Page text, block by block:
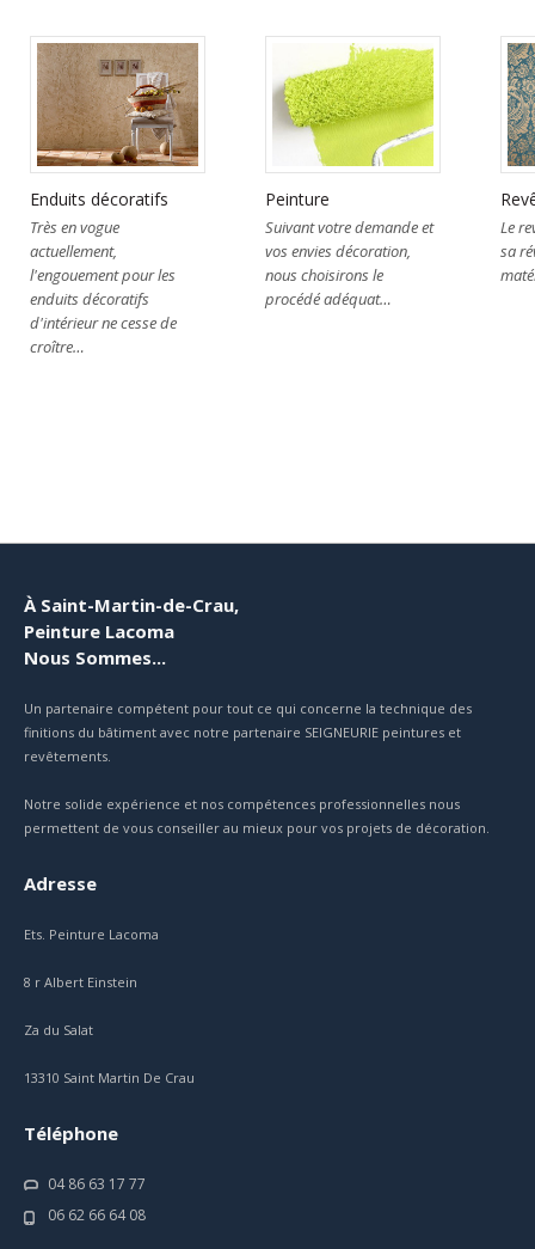
Enduits décoratifs
Très en vogue
actuellement,
l'engouement pour les
enduits décoratifs
d'intérieur ne cesse de
croître…
Peinture
Suivant votre demande et
vos envies décoration,
nous choisirons le
procédé adéquat…
Le
sa
À Saint-Martin-de-Crau,
Peinture Lacoma
Nous Sommes...
Un partenaire compétent pour tout ce qui concerne la technique des
finitions du bâtiment avec notre partenaire SEIGNEURIE peintures et
revêtements.
Notre solide expérience et nos compétences professionnelles nous
permettent de vous conseiller au mieux pour vos projets de décoration.
Adresse
Ets. Peinture Lacoma
8 r Albert Einstein
Za du Salat
13310 Saint Martin De Crau
Téléphone
04 86 63 17 77
06 62 66 64 08